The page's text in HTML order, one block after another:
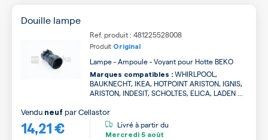
Douille lampe
Ref. produit : 481225528008
Produit Original
Lampe - Ampoule - Voyant pour Hotte BEKO
Marques compatibles : WHIRLPOOL,
BAUKNECHT, IKEA, HOTPOINT ARISTON, IGNIS,
ARISTON, INDESIT, SCHOLTES, ELICA, LADEN ...
14,21 €
Vendu neuf parCellastor
Livré à partir du
Mercredi 5 août